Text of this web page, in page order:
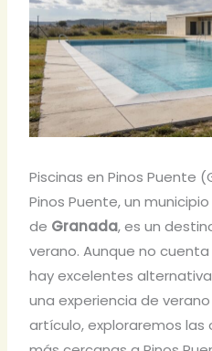
Piscinas en Pinos Puente
Pinos Puente, un
de Granada, es un
verano. Aunque no
hay excelentes
una experiencia de
artículo, exploraremos las